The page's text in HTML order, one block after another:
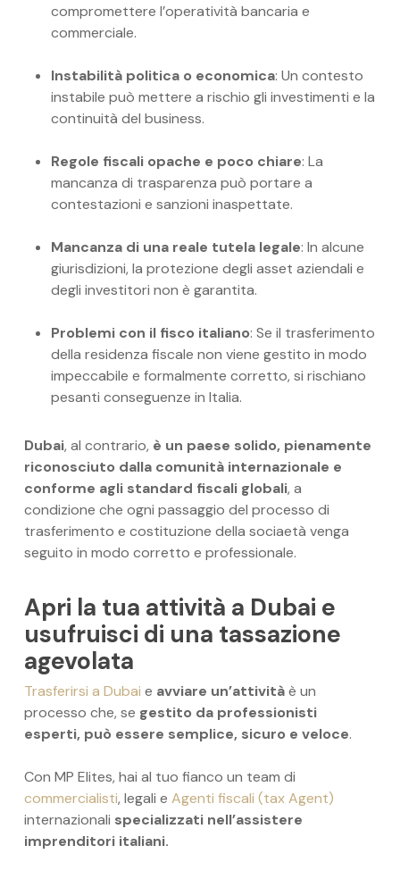
compromettere l’operatività bancaria e
commerciale.
Instabilità politica o economica: Un contesto
instabile può mettere a rischio gli investimenti e la
continuità del business.
Regole fiscali opache e poco chiare: La
mancanza di trasparenza può portare a
contestazioni e sanzioni inaspettate.
Mancanza di una reale tutela legale: In alcune
giurisdizioni, la protezione degli asset aziendali e
degli investitori non è garantita.
Problemi con il fisco italiano: Se il trasferimento
della residenza fiscale non viene gestito in modo
impeccabile e formalmente corretto, si rischiano
pesanti conseguenze in Italia.
Dubai, al contrario, è un paese solido, pienamente
riconosciuto dalla comunità internazionale e
conforme agli standard fiscali globali, a
condizione che ogni passaggio del processo di
trasferimento e costituzione della sociaetà venga
seguito in modo corretto e professionale.
Apri la tua attività a Dubai e
usufruisci di una tassazione
agevolata
Trasferirsi a Dubai e avviare un’attivitàè un
processo che, se gestito da professionisti
esperti, può essere semplice, sicuro e veloce.
Con MP Elites, hai al tuo fianco un team di
commercialisti, legali e Agenti fiscali (tax Agent)
internazionali specializzati nell’assistere
imprenditori italiani.